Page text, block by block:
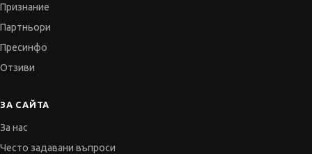
Признание
Партньори
Пресинфо
Отзиви
ЗА САЙТА
За нас
Често задавани въпроси